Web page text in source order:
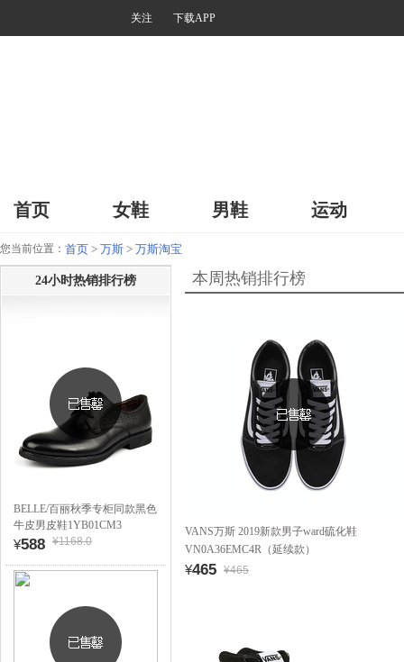
关注 下载APP
首页 女鞋 男鞋 运动
您当前位置： 首页 > 万斯 > 万斯淘宝
24小时热销排行榜
BELLE/百丽秋季专柜同款黑色
牛皮男皮鞋1YB01CM3
¥588 ¥1168.0
本周热销排行榜
VANS万斯 2019新款男子ward硫化鞋
VN0A36EMC4R（延续款）
¥465 ¥465